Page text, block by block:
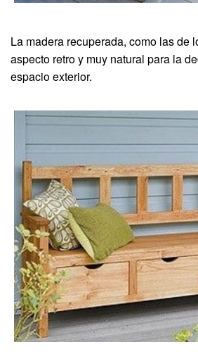
La madera recuperada, como las de
aspecto retro y muy natural para la
espacio exterior.